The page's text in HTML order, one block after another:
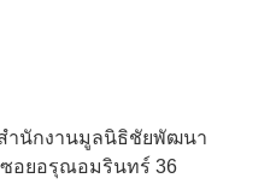
ำนักงานมูลนิธิชัยพัฒนา
ซอยอรุณอมรินทร์ 36